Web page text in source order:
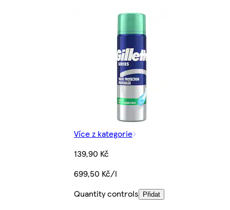
Více z kategorie
139,90 Kč
699,50 Kč/l
Quantity controls
Přidat